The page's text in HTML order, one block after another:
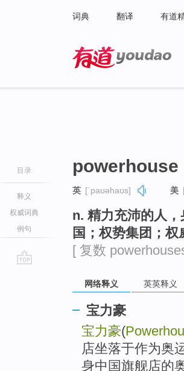
词典 翻译 有道
目录
释义
权威词典
例句
powerhouse
英 [ˈpaʊəhaʊs] 美
n. 精力充沛的人
国；权势集团；
[ 复数
网络释义 英英释义
宝力豪
宝力豪(
店坐落于作为奥
身中国旗舰店的